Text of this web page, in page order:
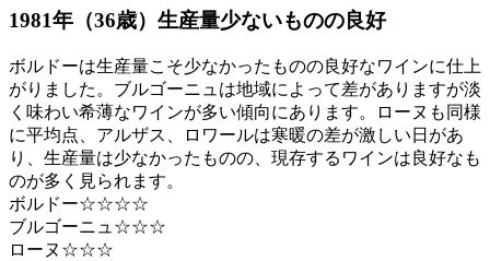
1981年（36歳）生産量少ないものの良好
ボルドーは生産量こそ少なかったものの良好なワインに仕上
がりました。ブルゴーニュは地域によって差がありますが淡
く味わい希薄なワインが多い傾向にあります。ローヌも同様
に平均点、アルザス、ロワールは寒暖の差が激しい日があ
り、生産量は少なかったものの、現存するワインは良好なも
のが多く見られます。
ボルドー☆☆☆☆
ブルゴーニュ☆☆☆
ローヌ☆☆☆